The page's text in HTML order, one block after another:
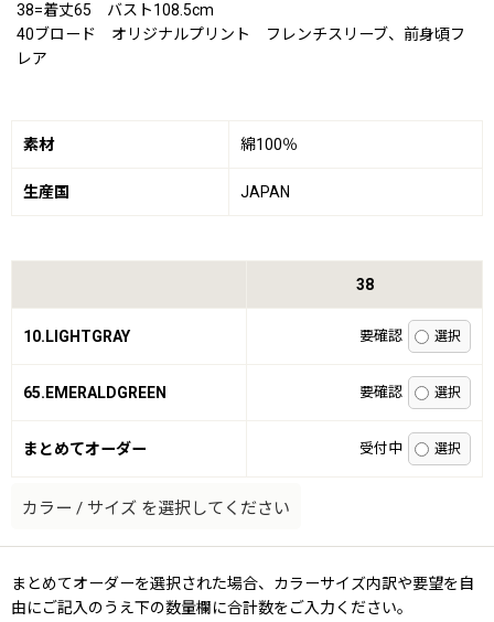
38=着丈65 バスト108.5cm
40ブロード オリジナルプリント フレンチスリーブ、前身頃フ
レア
素材 綿100％
生産国 JAPAN
38
10.LIGHTGRAY 要確認
65.EMERALDGREEN 要確認
まとめてオーダー 受付中
カラー / サイズ を選択してください
まとめてオーダーを選択された場合、カラーサイズ内訳や要望を自
由にご記入のうえ下の数量欄に合計数をご入力ください。